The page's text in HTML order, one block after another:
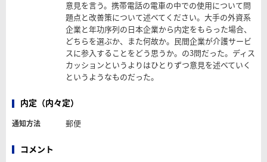
意見を言う。携帯電話の電車の中での使用について問
題点と改善策について述べてください。大手の外資系
企業と年功序列の日本企業から内定をもらった場合、
どちらを選ぶか、また何故か。民間企業が介護サービ
スに参入することをどう思うか。の3問だった。ディス
カッションというよりはひとりずつ意見を述べていく
というようなものだった。
内定（内々定）
通知方法 郵便
コメント